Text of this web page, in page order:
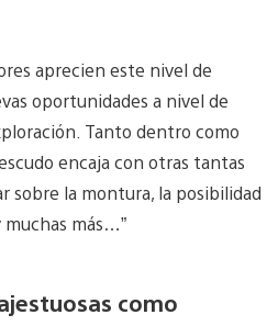
aprecien este nivel de
oportunidades a nivel de
Tanto dentro como
encaja con otras tantas
sobre la montura, la posibilidad
muchas más…”
como